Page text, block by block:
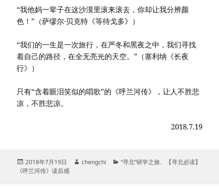
“我他妈一辈子在这沙漠里滚来滚去，你却让我分辨颜
色！”（萨缪尔·贝克特《等待戈多》）
“我们的一生是一次旅行，在严冬和黑夜之中，我们寻找
着自己的路径，在全无亮光的天空。”（塞利纳《长夜
行》）
只有“含着眼泪笑似的唱歌”的《呼兰河传》，让人不胜悲
凉，不胜悲凉。
2018.7.19
发
布
2018年7月19日
作
chengchi
分
“寻北”研学之旅、
【寻北必读】
《呼兰河传》读后感